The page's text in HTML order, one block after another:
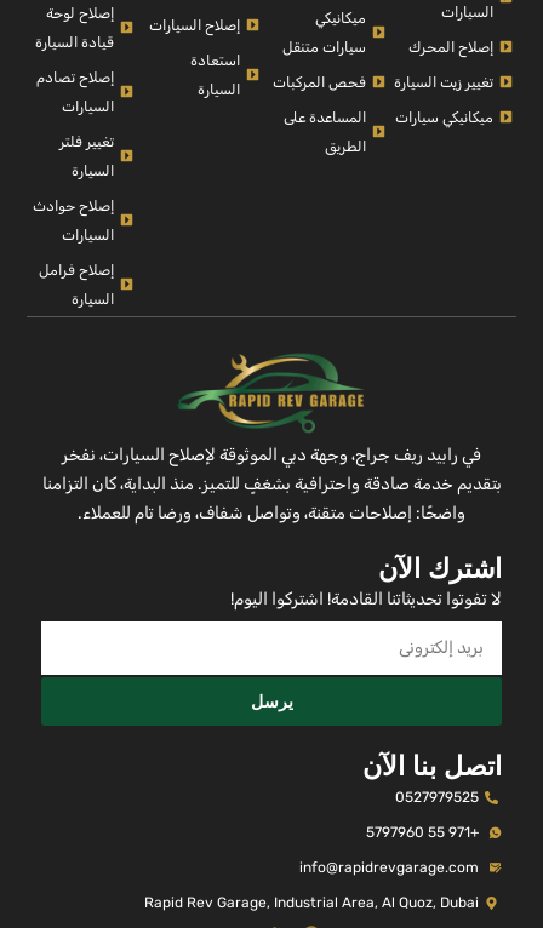
السيارات
إصلاح المحرك
تغيير زيت السيارة
ميكانيكي سيارات
ميكانيكي
سيارات متنقل
فحص المركبات
المساعدة على
الطريق
إصلاح السيارات
استعادة
السيارة
إصلاح لوحة
قيادة السيارة
إصلاح تصادم
السيارات
تغيير فلتر
السيارة
إصلاح حوادث
السيارات
إصلاح فرامل
السيارة
في رابيد ريف جراج، وجهة دبي الموثوقة لإصلاح السيارات، نفخر
بتقديم خدمة صادقة واحترافية بشغفٍ للتميز. منذ البداية، كان التزامنا
واضحًا: إصلاحات متقنة، وتواصل شفاف، ورضا تام للعملاء.
اشترك الآن
لا تفوتوا تحديثاتنا القادمة! اشتركوا اليوم!
يرسل
اتصل بنا الآن
0527979525
+971 55 5797960
info@rapidrevgarage.com
Rapid Rev Garage, Industrial Area, Al Quoz, Dubai